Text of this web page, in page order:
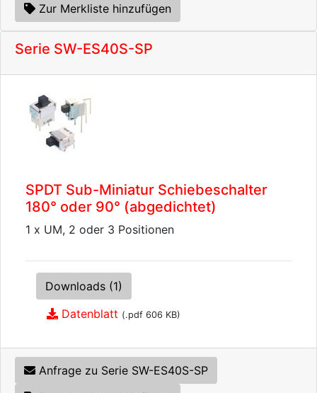
Zur Merkliste hinzufügen
Serie SW-ES40S-SP
SPDT Sub-Miniatur Schiebeschalter
180° oder 90° (abgedichtet)
1 x UM, 2 oder 3 Positionen
Downloads (1)
Datenblatt (.pdf 606 KB)
Anfrage zu Serie SW-ES40S-SP